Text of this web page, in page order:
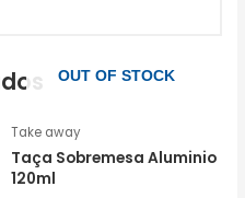
OUT OF STOCK
Take away
Taça Sobremesa Aluminio
120ml